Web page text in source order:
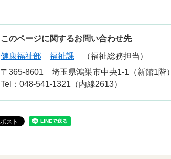
このページに関するお問い合わせ先
健康福祉部
福祉課
福祉総務担当
〒365-8601
埼玉県鴻巣市中央1-1（新館1階）
Tel：048-541-1321（内線2613）